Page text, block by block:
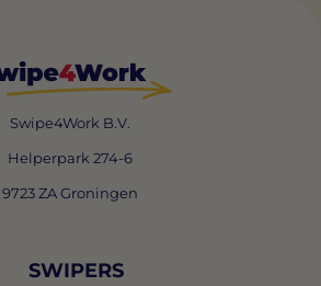
Swipe4Work B.V.
Helperpark 274-6
9723 ZA Groningen
SWIPERS